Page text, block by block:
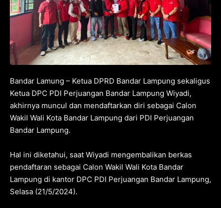
Bandar Lamung – Ketua DPRD Bandar Lampung sekaligus
Ketua DPC PDI Perjuangan Bandar Lampung Wiyadi,
akhirnya muncul dan mendaftarkan diri sebagai Calon
Wakil Wali Kota Bandar Lampung dari PDI Perjuangan
Bandar Lampung.
Hal ini diketahui, saat Wiyadi mengembalikan berkas
pendaftaran sebagai Calon Wakil Wali Kota Bandar
Lampung di kantor DPC PDI Perjuangan Bandar Lampung,
Selasa (21/5/2024).